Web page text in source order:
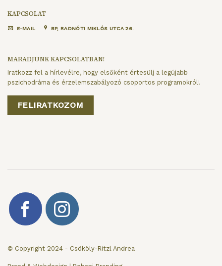
KAPCSOLAT
E-MAIL BP, RADNÓTI MIKLÓS UTCA 26.
MARADJUNK KAPCSOLATBAN!
Iratkozz fel a hírlevélre, hogy elsőként értesülj a legújabb
pszichodráma és érzelemszabályozó csoportos programokról!
FELIRATKOZOM
© Copyright 2024 - Csököly-Ritzl Andrea